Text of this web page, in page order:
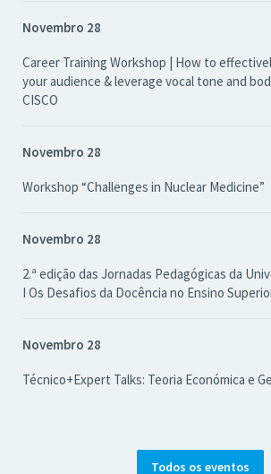
Novembro 28
Career Training Workshop | How to
your audience & leverage vocal tone and
CISCO
Novembro 28
Workshop “Challenges in Nuclear Medicine”
Novembro 28
2.ª edição das Jornadas Pedagógicas da
I Os Desafios da Docência no Ensino
Novembro 28
Técnico+Expert Talks: Teoria Económica e
Todos os eventos